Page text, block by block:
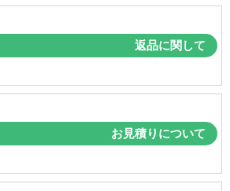
返品に関して
お見積りについて